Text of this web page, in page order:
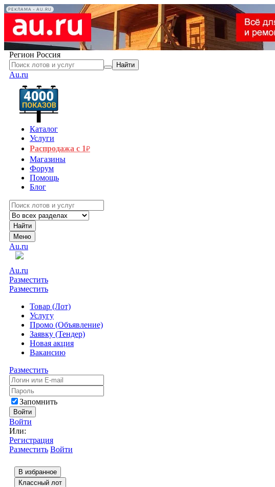
РЕКЛАМА • AU.RU
Регион Россия
Найти
Au.ru
Каталог
Услуги
Распродажа с 1₽
Магазины
Форум
Помощь
Блог
Найти
Меню
Au.ru
Au.ru
Разместить
Разместить
Товар (Лот)
Услугу
Промо (Объявление)
Заявку (Тендер)
Новая акция
Вакансию
Разместить
Запомнить
Войти
Войти
Или:
Регистрация
Разместить Войти
В избранное
Классный лот